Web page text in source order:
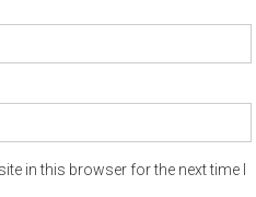
in this browser for the next time I